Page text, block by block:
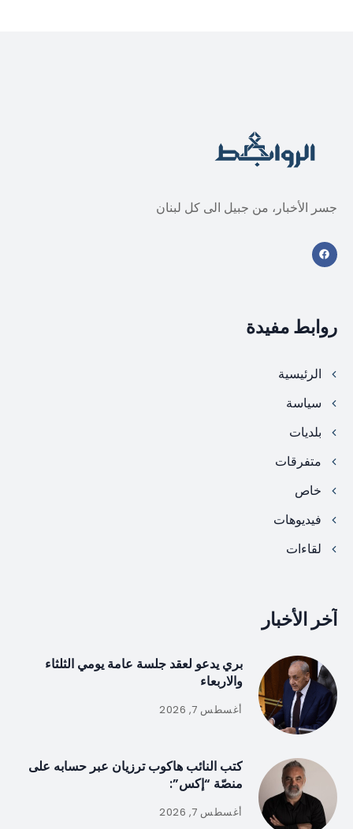
جسر الأخبار، من جبيل الى كل لبنان
روابط مفيدة
الرئيسية
سياسة
بلديات
متفرقات
خاص
فيديوهات
لقاءات
آخر الأخبار
بري يدعو لعقد جلسة عامة يومي الثلثاء
والاربعاء
أغسطس 7, 2026
كتب النائب هاكوب ترزيان عبر حسابه على
منصّة “إكس”:
أغسطس 7, 2026